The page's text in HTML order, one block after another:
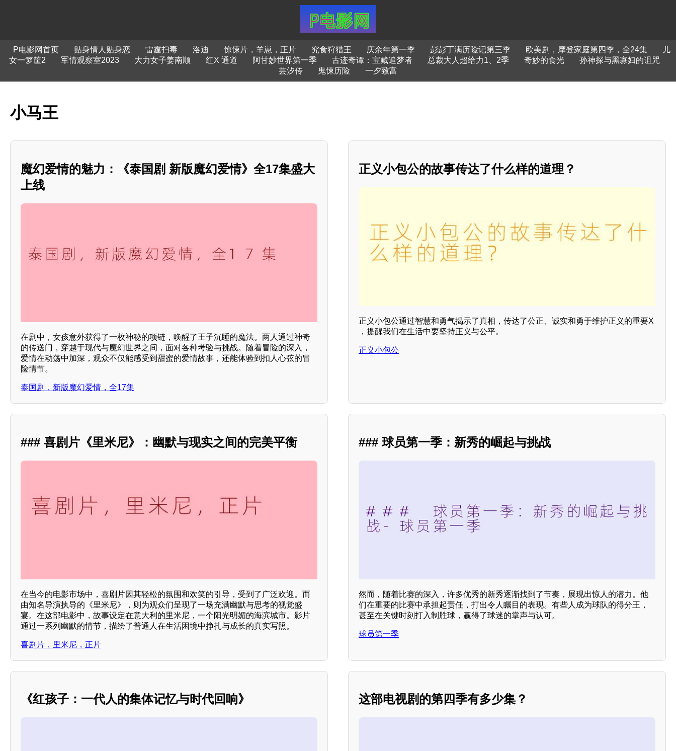
P电影网首页 贴身情人贴身恋 雷霆扫毒 洛迪 惊悚片，羊崽，正片 究食狩猎王 庆余年第一季 彭彭丁满历险记第三季 欧美剧，摩登家庭第四季，全24集
儿
女一箩筐2
军情观察室2023 大力女子姜南顺 红X 通道 阿甘妙世界第一季 古迹奇谭：宝藏追梦者 总裁大人超给力1、2季 奇妙的食光
孙神探与黑寡妇的诅咒
芸汐传
鬼悚历险 一夕致富
小马王
魔幻爱情的魅力：《泰国剧 新版魔幻爱情》全17集盛大
上线
在剧中，女孩意外获得了一枚神秘的项链，唤醒了王子沉睡的魔法。两人通过神奇
的传送门，穿越于现代与魔幻世界之间，面对各种考验与挑战。随着冒险的深入，
爱情在动荡中加深，观众不仅能感受到甜蜜的爱情故事，还能体验到扣人心弦的冒
险情节。
泰国剧，新版魔幻爱情，全17集
正义小包公的故事传达了什么样的道理？
正义小包公通过智慧和勇气揭示了真相，传达了公正、诚实和勇于维护正义的重要X
，提醒我们在生活中要坚持正义与公平。
正义小包公
### 喜剧片《里米尼》：幽默与现实之间的完美平衡
在当今的电影市场中，喜剧片因其轻松的氛围和欢笑的引导，受到了广泛欢迎。而
由知名导演执导的《里米尼》，则为观众们呈现了一场充满幽默与思考的视觉盛
宴。在这部电影中，故事设定在意大利的里米尼，一个阳光明媚的海滨城市。影片
通过一系列幽默的情节，描绘了普通人在生活困境中挣扎与成长的真实写照。
喜剧片，里米尼，正片
### 球员第一季：新秀的崛起与挑战
然而，随着比赛的深入，许多优秀的新秀逐渐找到了节奏，展现出惊人的潜力。他
们在重要的比赛中承担起责任，打出令人瞩目的表现。有些人成为球队的得分王，
甚至在关键时刻打入制胜球，赢得了球迷的掌声与认可。
球员第一季
《红孩子：一代人的集体记忆与时代回响》 这部电视剧的第四季有多少集？